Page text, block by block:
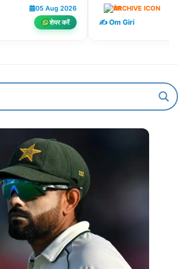
05 Aug 2026
शेयर करें
देश
✍️ Om Giri